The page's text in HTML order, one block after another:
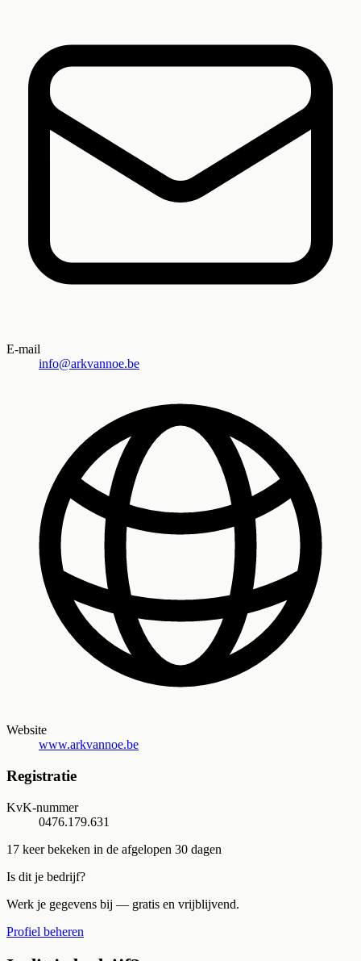
E-mail
info@arkvannoe.be
Website
www.arkvannoe.be
Registratie
KvK-nummer
0476.179.631
17 keer bekeken in de afgelopen 30 dagen
Is dit je bedrijf?
Werk je gegevens bij — gratis en vrijblijvend.
Profiel beheren